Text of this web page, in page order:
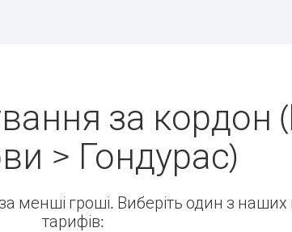
за кордон
> Гондурас)
менші гроші. Виберіть один з наших
тарифів: